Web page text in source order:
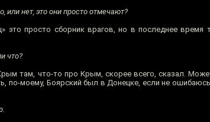
или нет, это они просто отмечают?
это просто сборник врагов, но в последнее время
что?
там, что-то про Крым, скорее всего, сказал.
по-моему, Боярский был в Донецке, если не